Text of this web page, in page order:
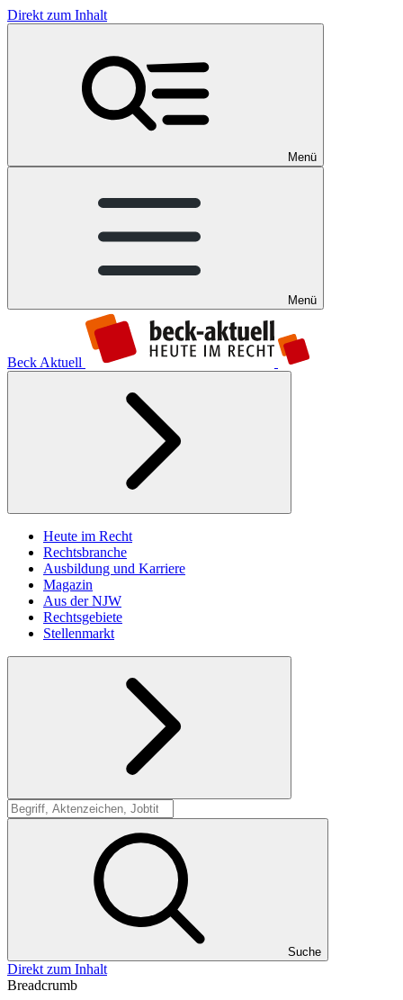
Direkt zum Inhalt
Menü
Menü
Beck Aktuell
Heute im Recht
Rechtsbranche
Ausbildung und Karriere
Magazin
Aus der NJW
Rechtsgebiete
Stellenmarkt
Suche
Suche
Direkt zum Inhalt
Breadcrumb